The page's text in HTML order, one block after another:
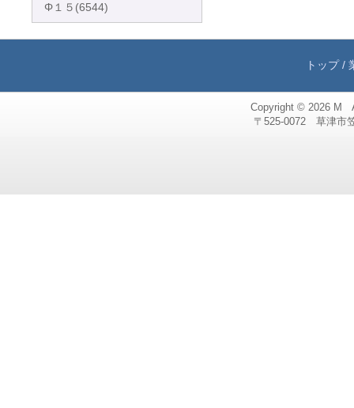
Φ１５ (6544)
トップ/
Copyright © 2026 M
〒525-0072 草津市